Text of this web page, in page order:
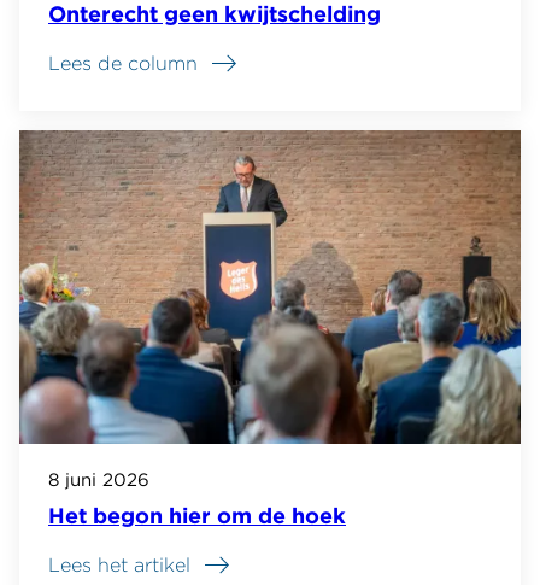
Onterecht geen kwijtschelding
Lees de column
Het begon hier om de hoek
8 juni 2026
Lees het artikel